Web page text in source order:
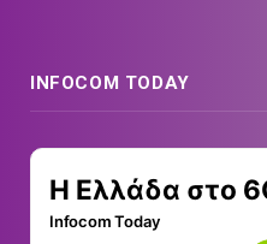
INFOCOM TODAY